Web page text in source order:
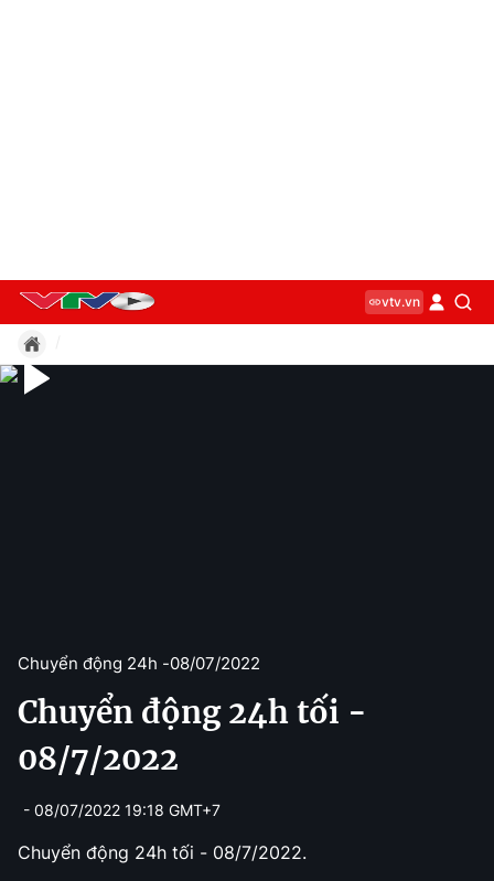
vtv.vn
Chuyển động 24h -08/07/2022
Chuyển động 24h tối -
08/7/2022
- 08/07/2022 19:18 GMT+7
Chuyển động 24h tối - 08/7/2022.